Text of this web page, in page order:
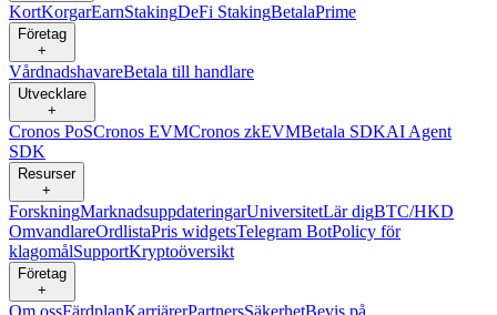
KortKorgarEarnStakingDeFi StakingBetalaPrime
Företag
+
VårdnadshavareBetala till handlare
Utvecklare
+
Cronos PoSCronos EVMCronos zkEVMBetala SDKAI Agent
SDK
Resurser
+
ForskningMarknadsuppdateringarUniversitetLär digBTC/HKD
OmvandlareOrdlistaPris widgetsTelegram BotPolicy för
klagomålSupportKryptoöversikt
Företag
+
Om ossFärdplanKarriärerPartnersSäkerhetBevis på